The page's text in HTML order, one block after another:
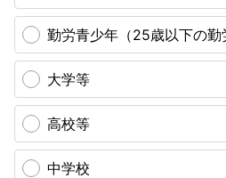
勤労青少年（25歳以下の勤
大学等
高校等
中学校